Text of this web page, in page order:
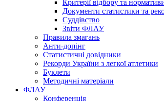
Критерії відбору та
Документи статистики та
Суддівство
Звіти ФЛАУ
Правила змагань
Анти-допінг
Статистичні довідники
Рекорди України з легкої атлетики
Буклети
Методичні матеріали
ФЛАУ
Конференція